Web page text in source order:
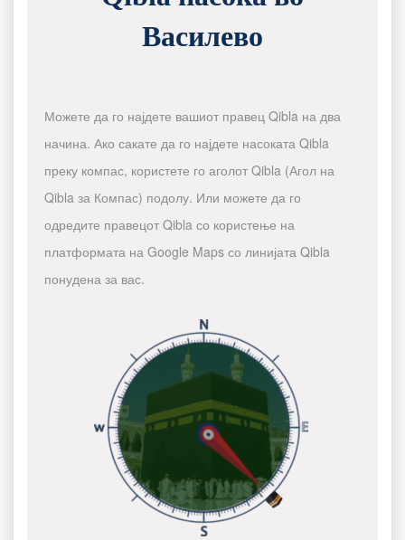
Василево
Можете да го најдете вашиот правец Qibla на два
начина. Ако сакате да го најдете насоката Qibla
преку компас, користете го аголот Qibla (Агол на
Qibla за Компас) подолу. Или можете да го
одредите правецот Qibla со користење на
платформата на Google Maps со линијата Qibla
понудена за вас.